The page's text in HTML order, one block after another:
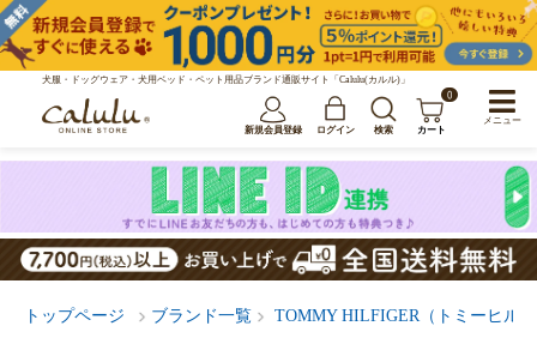
犬服・ドッグウェア・犬用ベッド・ペット用品ブランド通販サイト「Calulu(カルル)」
新規会員登録 ログイン 検索
0
カート
トップページ ブランド一覧 TOMMY HILFIGER（トミーヒル
メニュー